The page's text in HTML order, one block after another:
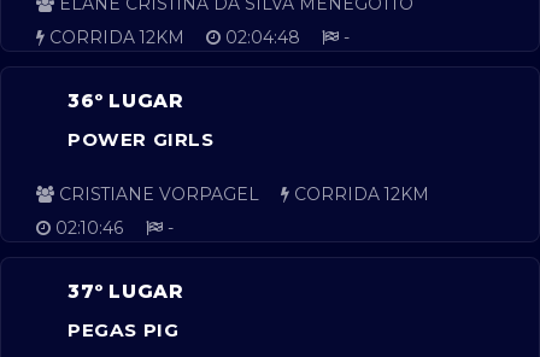
CORRIDA 12KM
02:04:48 -
36º LUGAR
POWER GIRLS
CRISTIANE VORPAGEL
CORRIDA 12KM
02:10:46
-
37º LUGAR
PEGAS PIG